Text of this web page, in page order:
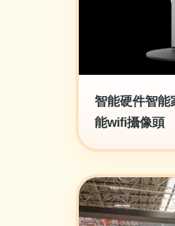
智能硬件智能
能wifi攝像頭